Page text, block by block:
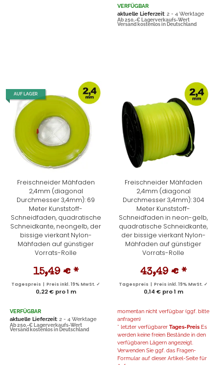
VERFÜGBAR
aktuelle Lieferzeit: 2 - 4 Werktage
Ab 250,-€ Lagerverkaufs-Wert
Versand kostenlos in Deutschland
AUF LAGER
Freischneider Mähfaden
2,4mm (diagonal
Durchmesser 3,4mm): 69
Meter Kunststoff-
Schneidfaden, quadratische
Schneidkante, neongelb, der
bissige vierkant Nylon-
Mähfaden auf günstiger
Vorrats-Rolle
15,49 € *
Tagespreis | Preis inkl. 19% MwSt. ✓
0,22 € pro 1 m
VERFÜGBAR
aktuelle Lieferzeit: 2 - 4 Werktage
Ab 250,-€ Lagerverkaufs-Wert
Versand kostenlos in Deutschland
Freischneider Mähfaden
2,4mm (diagonal
Durchmesser 3,4mm): 304
Meter Kunststoff-
Schneidfaden in neon-gelb,
quadratische Schneidkante,
der bissige vierkant Nylon-
Mähfaden auf günstiger
Vorrats-Rolle
43,49 € *
Tagespreis | Preis inkl. 19% MwSt. ✓
0,14 € pro 1 m
momentan nicht verfügbar (ggf. bitte
anfragen)
* letzter verfügbarer Tages-Preis Es
werden keine freien Bestände in den
verfügbaren Lägern angezeigt.
Verwenden Sie ggf. das Fragen-
Formular auf dieser Artikel-Seite für